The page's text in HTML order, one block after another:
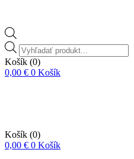
Vyhľadávanie
produktov
Košík (0)
0,00 € 0 Košík
Košík (0)
0,00 € 0 Košík